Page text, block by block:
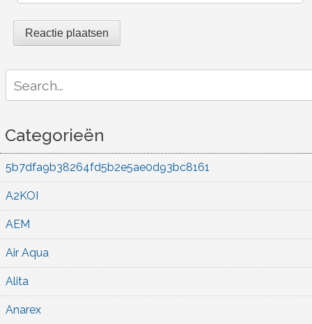
for:
Categorieën
5b7dfa9b38264fd5b2e5ae0d93bc8161
A2KOI
AEM
Air Aqua
Alita
Anarex